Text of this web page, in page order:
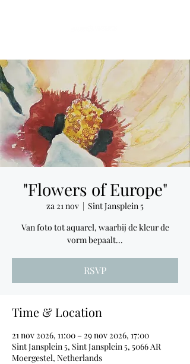
"Flowers of Europe"
za 21 nov
  |
Sint Jansplein 5
Van foto tot aquarel, waarbij de kleur de
vorm bepaalt...
RSVP
Time & Location
21 nov 2026, 11:00 – 29 nov 2026, 17:00
Sint Jansplein 5, Sint Jansplein 5, 5066 AR
Moergestel, Netherlands